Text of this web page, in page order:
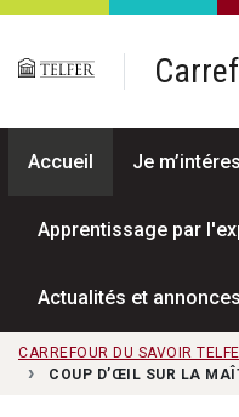
Passer au contenu principal
Accueil Je
Apprentissage par
Actualités et annonces
CARREFOUR DU SAVOIR
COUP D’ŒIL SUR LA